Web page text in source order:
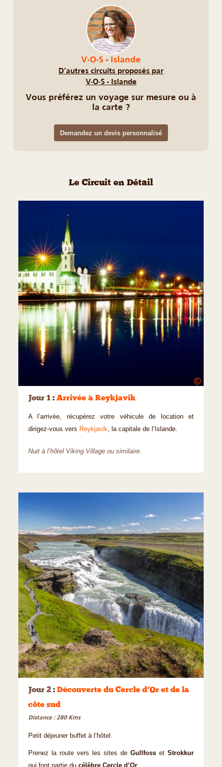
V·O·S - Islande
D’autres circuits proposés par
V·O·S - Islande
Vous préférez un voyage sur mesure ou à
la carte ?
Demandez un devis personnalisé
Le Circuit en Détail
©
Jour 1 : Arrivée à Reykjavik
A l’arrivée, récupérez votre véhicule de location et
dirigez-vous vers Reykjavik, la capitale de l’Islande.
Nuit à l’hôtel Viking Village ou similaire.
©
Jour 2 : Découverte du Cercle d’Or et de la
côte sud
Distance : 280 Kms
Petit déjeuner buffet à l’hôtel.
Prenez la route vers les sites de Gullfoss et Strokkur
qui font partie du célèbre Cercle d’Or